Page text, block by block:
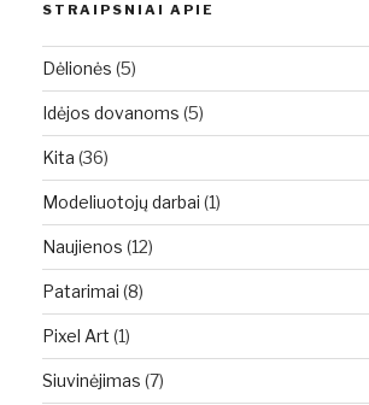
STRAIPSNIAI APIE
Dėlionės (5)
Idėjos dovanoms (5)
Kita (36)
Modeliuotojų darbai (1)
Naujienos (12)
Patarimai (8)
Pixel Art (1)
Siuvinėjimas (7)